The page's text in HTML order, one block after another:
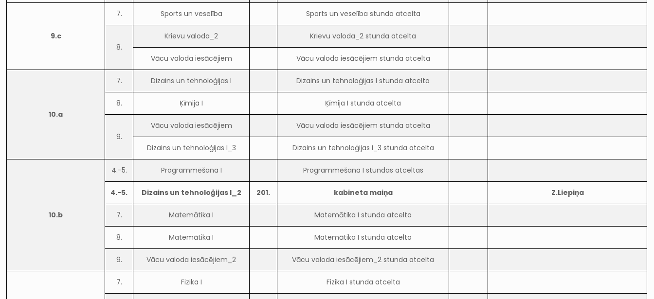
9.c
7. Sports un veselība Sports un veselība stunda atcelta
8.
Krievu valoda_2 Krievu valoda_2 stunda atcelta
Vācu valoda iesācējiem Vācu valoda iesācējiem stunda atcelta
10.a
7. Dizains un tehnoloģijas I Dizains un tehnoloģijas I stunda atcelta
8. Ķīmija I Ķīmija I stunda atcelta
9.
Vācu valoda iesācējiem Vācu valoda iesācējiem stunda atcelta
Dizains un tehnoloģijas I_3 Dizains un tehnoloģijas I_3 stunda atcelta
10.b
4.-5. Programmēšana I Programmēšana I stundas atceltas
4.-5. Dizains un tehnoloģijas I_2 201. kabineta maiņa Z.Liepiņa
7. Matemātika I Matemātika I stunda atcelta
8. Matemātika I Matemātika I stunda atcelta
9. Vācu valoda iesācējiem_2 Vācu valoda iesācējiem_2 stunda atcelta
7. Fizika I Fizika I stunda atcelta